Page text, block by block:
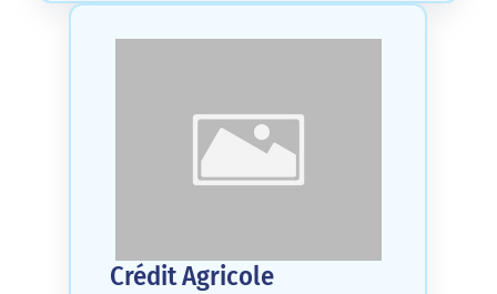
Crédit Agricole